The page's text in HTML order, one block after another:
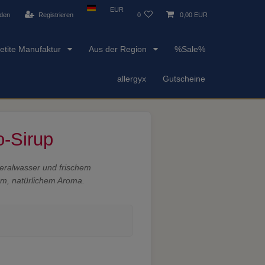
Registrieren
EUR
0 0,00 EUR
Manufaktur Aus der Region %Sale%
allergyx Gutscheine
Sirup
und frischem
natürlichem Aroma.